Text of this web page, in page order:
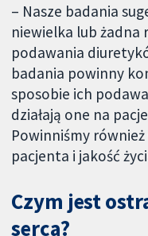
– Nasze badania
niewielka lub żadna
podawania
badania powinny
sposobie ich
działają one na
Powinniśmy
pacjenta i jakość
Czym jest
serca?